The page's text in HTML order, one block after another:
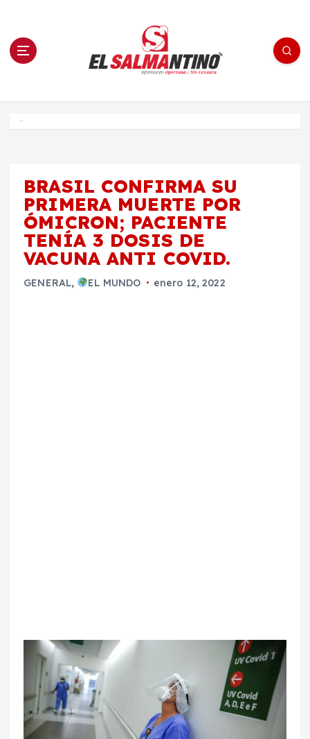
n El Salmantino - medios/noticias/editorial
BRASIL CONFIRMA SU
PRIMERA MUERTE POR
ÓMICRON; PACIENTE
TENÍA 3 DOSIS DE
VACUNA ANTI COVID.
GENERAL, EL MUNDO enero 12, 2022